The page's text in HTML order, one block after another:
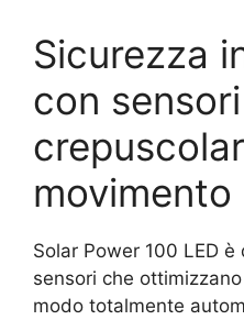
Sicurezza
con sensori
movimento
Solar Power 100 LED
sensori che
modo totalmente